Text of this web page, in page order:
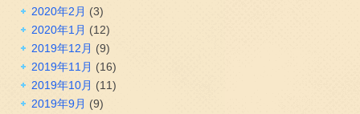
2020年2月 (3)
2020年1月 (12)
2019年12月 (9)
2019年11月 (16)
2019年10月 (11)
2019年9月 (9)